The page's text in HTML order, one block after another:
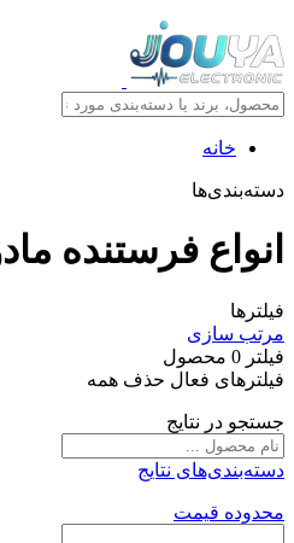
خانه
دسته‌بندی‌ها
انواع فرستنده
فیلترها
مرتب سازی
فیلتر 0 محصول
فیلترهای فعال حذف همه
جستجو در نتایج
دسته‌بندی‌های نتایج
محدوده قیمت